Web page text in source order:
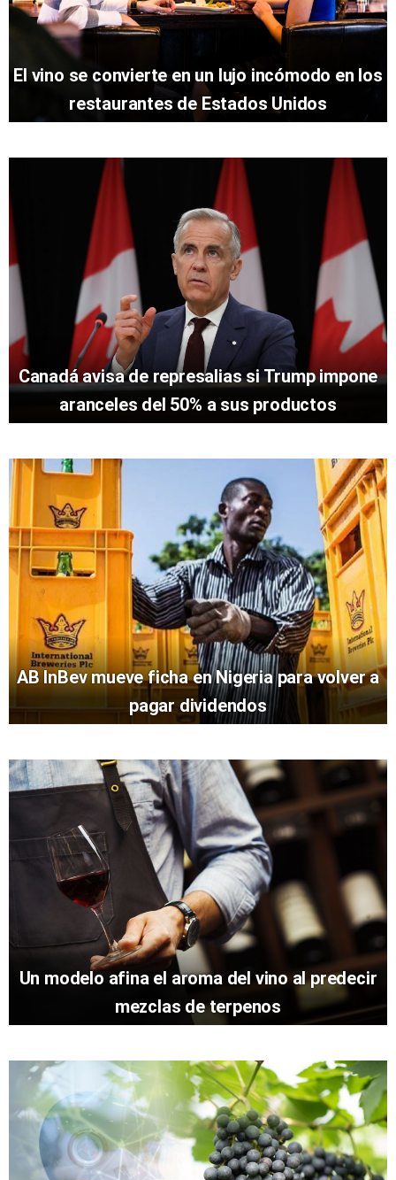
El vino se convierte en un lujo incómodo en los
restaurantes de Estados Unidos
Canadá avisa de represalias si Trump impone
aranceles del 50% a sus productos
AB InBev mueve ficha en Nigeria para volver a
pagar dividendos
Un modelo afina el aroma del vino al predecir
mezclas de terpenos